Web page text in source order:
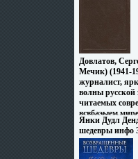
Довлатов,
Мечик) (1941-
журналист,
волны русской
читаемых
всвбаэыем
судьбы лучше
построенные
рассказы:
Янки Дудл
шедевры инфо